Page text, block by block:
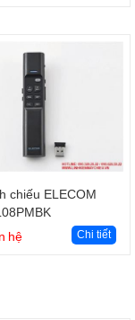
Giỏ hàng
chiếu ELECOM
hệ
Chi tiết